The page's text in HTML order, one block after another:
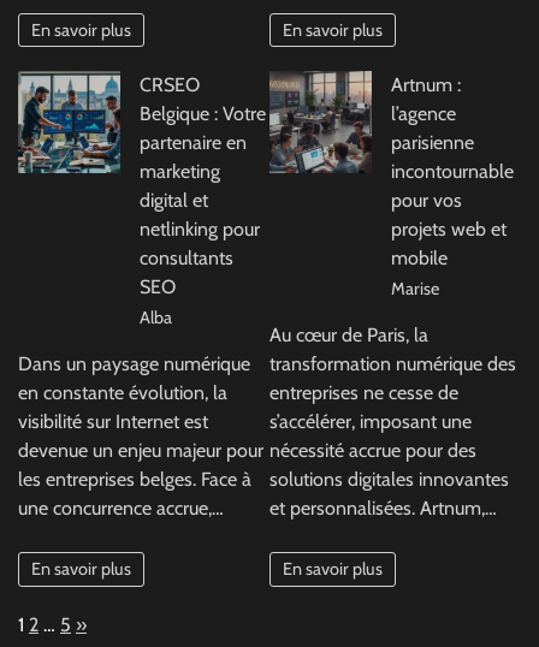
En savoir plus En savoir plus
CRSEO
Belgique : Votre
partenaire en
marketing
digital et
netlinking pour
consultants
SEO
Alba
Dans un paysage numérique
en constante évolution, la
visibilité sur Internet est
devenue un enjeu majeur pour
les entreprises belges. Face à
une concurrence accrue,…
En savoir plus
Artnum :
l’agence
parisienne
incontournable
pour vos
projets web et
mobile
Marise
Au cœur de Paris, la
transformation numérique des
entreprises ne cesse de
s’accélérer, imposant une
nécessité accrue pour des
solutions digitales innovantes
et personnalisées. Artnum,…
En savoir plus
Page:
1 2 … 5 Next
»